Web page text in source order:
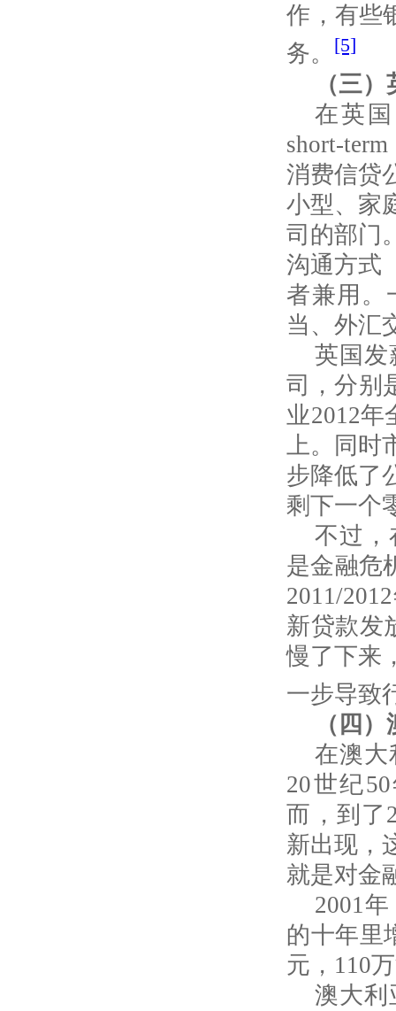
作，有些
务。
[5]
（三
在英
short-term
消费信贷
小型、家
司的部门
沟通方式
者兼用。
当、外汇
英国发
司，分别
业2012年
上。同
步降低了
剩下一个
不过，
是金融危
2011/2012
新贷款发
慢了下来
一步导致
（四
在澳大
20世纪50
而，到了
新出现，
就是对金
2001年
的十年里
元， 110
澳大利